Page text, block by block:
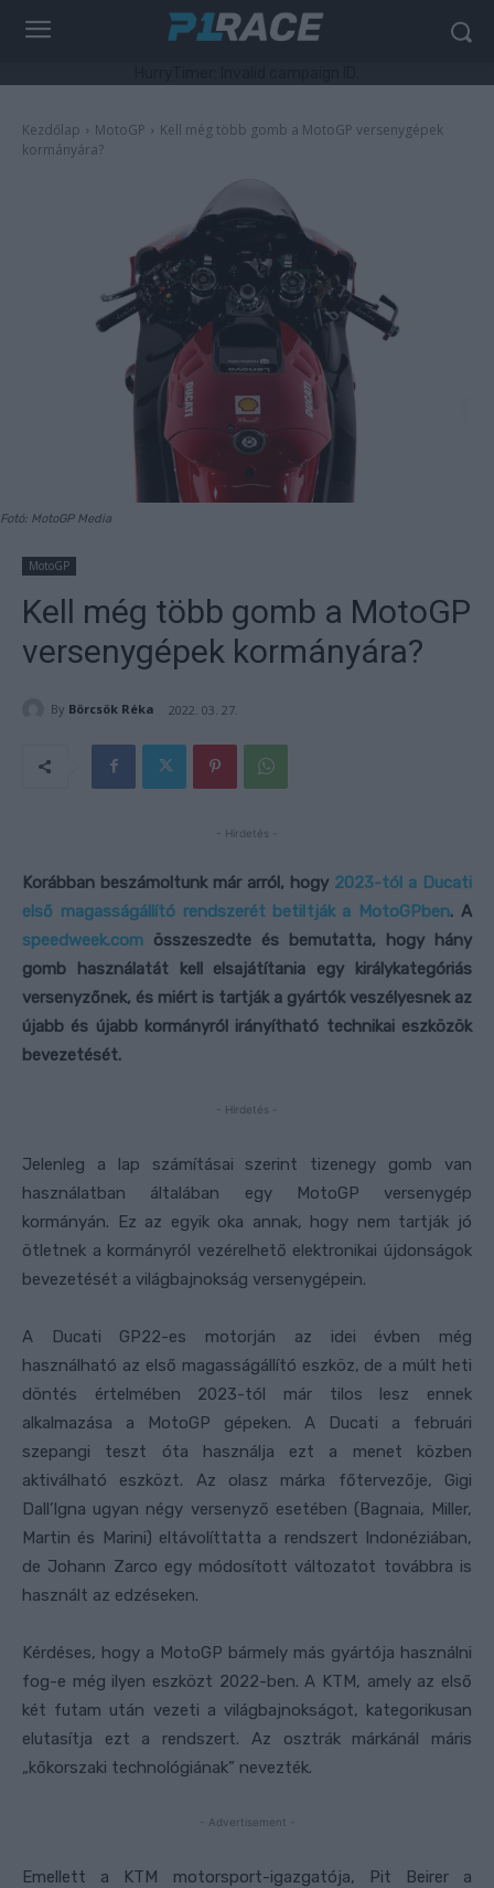
Kezdőlap MotoGP
Kell még több gomb a MotoGP versenygépek
kormányára?
Fotó: MotoGP Media
MotoGP
Kell még több gomb a MotoGP
versenygépek kormányára?
By Börcsök Réka 2022. 03. 27.
- Hirdetés -
Korábban beszámoltunk már arról, hogy 2023-tól a Ducati
első magasságállító rendszerét betiltják a MotoGPben. A
speedweek.com összeszedte és bemutatta, hogy hány
gomb használatát kell elsajátítania egy királykategóriás
versenyzőnek, és miért is tartják a gyártók veszélyesnek az
újabb és újabb kormányról irányítható technikai eszközök
bevezetését.
- Hirdetés -
Jelenleg a lap számításai szerint tizenegy gomb van
használatban általában egy MotoGP versenygép
kormányán. Ez az egyik oka annak, hogy nem tartják jó
ötletnek a kormányról vezérelhető elektronikai újdonságok
bevezetését a világbajnokság versenygépein.
A Ducati GP22-es motorján az idei évben még
használható az első magasságállító eszköz, de a múlt heti
döntés értelmében 2023-tól már tilos lesz ennek
alkalmazása a MotoGP gépeken. A Ducati a februári
szepangi teszt óta használja ezt a menet közben
aktiválható eszközt. Az olasz márka főtervezője, Gigi
Dall’Igna ugyan négy versenyző esetében (Bagnaia, Miller,
Martin és Marini) eltávolíttatta a rendszert Indonéziában,
de Johann Zarco egy módosított változatot továbbra is
használt az edzéseken.
Kérdéses, hogy a MotoGP bármely más gyártója használni
fog-e még ilyen eszközt 2022-ben. A KTM, amely az első
két futam után vezeti a világbajnokságot, kategorikusan
elutasítja ezt a rendszert. Az osztrák márkánál máris
„kőkorszaki technológiának” nevezték.
- Advertisement -
Emellett a KTM motorsport-igazgatója, Pit Beirer a